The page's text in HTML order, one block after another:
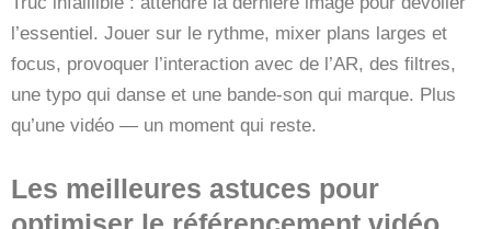
l’essentiel. Jouer sur le rythme, mixer plans larges et
focus, provoquer l’interaction avec de l’AR, des filtres,
une typo qui danse et une bande-son qui marque. Plus
qu’une vidéo — un moment qui reste.
Les meilleures astuces pour